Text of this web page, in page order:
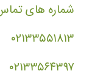
شماره های
۰۲۱۳۳۵۵۱۸۱۳
۰۲۱۳۳۵۶۴۳۹۷